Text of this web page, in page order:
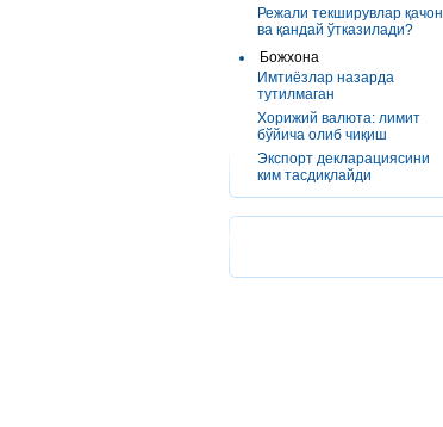
Режали текширувлар қачон
ва қандай ўтказилади?
Божхона
Имтиёзлар назарда
тутилмаган
Хорижий валюта: лимит
бўйича олиб чиқиш
Экспорт декларациясини
ким тасдиқлайди